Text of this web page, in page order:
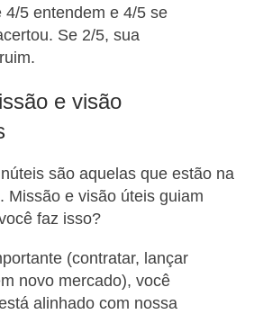
4/5 entendem e 4/5 se
Se 2/5, sua
e visão
são aquelas que estão na
Missão e visão úteis guiam
faz isso?
(contratar, lançar
novo mercado), você
alinhado com nossa